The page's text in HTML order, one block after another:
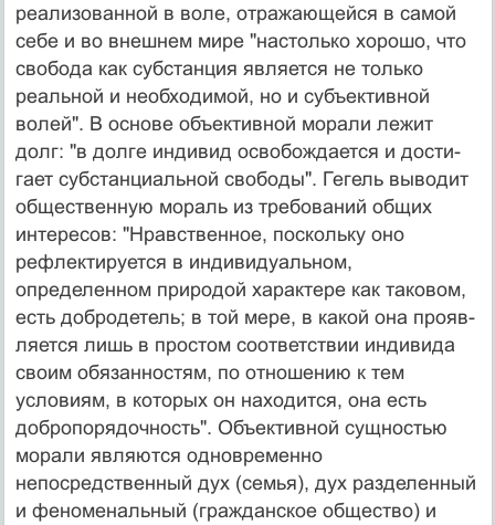
реализо­ванной в воле, отражающейся в самой
себе и во внеш­нем мире "настолько хорошо, что
свобода как субстан­ция является не только
реальной и необходимой, но и субъективной
волей". В основе объективной морали лежит
долг: "в долге индивид освобождается и дости­
гает субстанциальной свободы". Гегель выводит
обще­ственную мораль из требований общих
интересов: "Нравственное, поскольку оно
рефлектируется в инди­видуальном,
определенном природой характере как та­ковом,
есть добродетель; в той мере, в какой она прояв­
ляется лишь в простом соответствии индивида
своим обязанностям, по отношению к тем
условиям, в кото­рых он находится, она есть
добропорядочность". Объ­ективной сущностью
морали являются одновременно
непосредственный дух (семья), дух разделенный
и фе­номенальный (гражданское общество) и